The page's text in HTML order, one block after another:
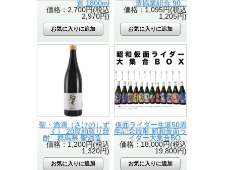
造 1800ml
価格：2,700円(税込
2,970円)
造協業組合 90...
価格：1,095円(税込
1,205円)
聖・酒滴（さけのしず
く） 20度粕取り焼
酎 群馬県 聖酒造 ...
価格：1,200円(税込
1,320円)
仮面ライダー生誕50周
年記念焼酎 昭和仮面ラ
イダー大集合BO...
価格：18,000円(税込
19,800円)